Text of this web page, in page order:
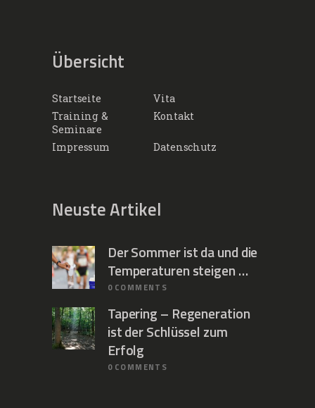
Übersicht
Startseite
Vita
Training &
Seminare
Kontakt
Impressum Datenschutz
Neuste Artikel
Der Sommer ist da und die
Temperaturen steigen …
0 COMMENTS
Tapering – Regeneration
ist der Schlüssel zum
Erfolg
0 COMMENTS